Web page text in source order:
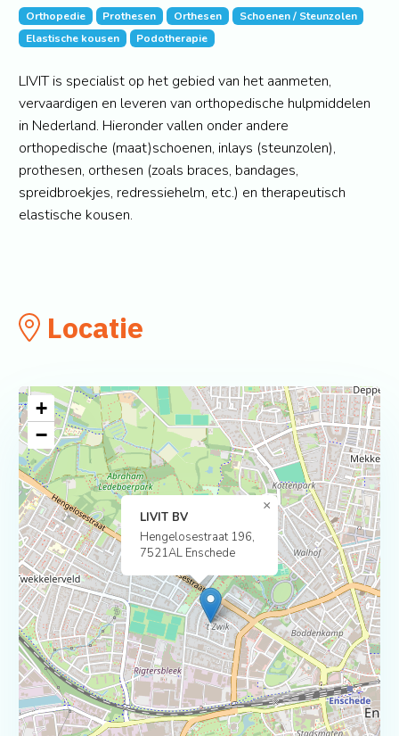
Orthopedie Prothesen Orthesen
Schoenen / Steunzolen
Elastische kousen
Podotherapie
LIVIT is specialist op het gebied van het aanmeten,
vervaardigen en leveren van orthopedische hulpmiddelen
in Nederland. Hieronder vallen onder andere
orthopedische (maat)schoenen, inlays (steunzolen),
prothesen, orthesen (zoals braces, bandages,
spreidbroekjes, redressiehelm, etc.) en therapeutisch
elastische kousen.
Locatie
LIVIT BV
Hengelosestraat 196,
7521AL Enschede
×
+
−